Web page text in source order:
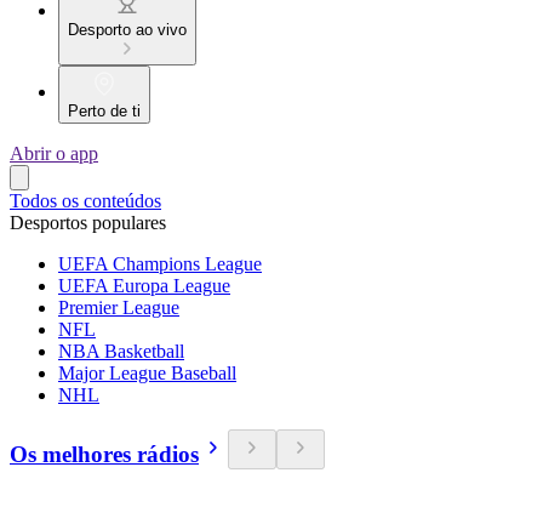
Desporto ao vivo
Perto de ti
Abrir o app
Todos os conteúdos
Desportos populares
UEFA Champions League
UEFA Europa League
Premier League
NFL
NBA Basketball
Major League Baseball
NHL
Os melhores rádios